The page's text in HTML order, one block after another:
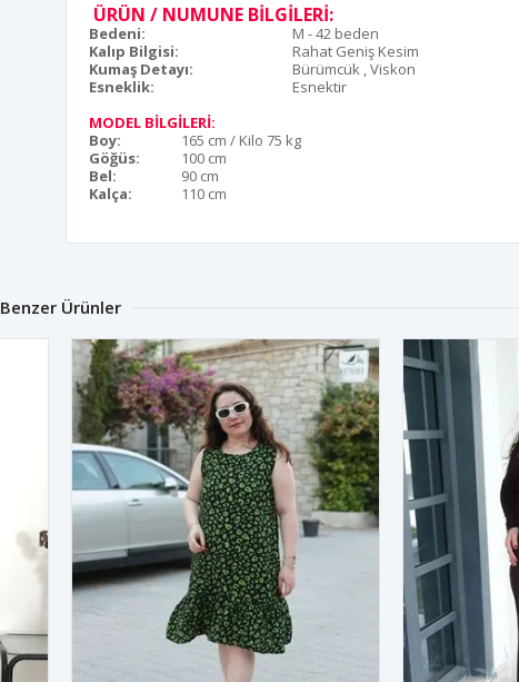
ÜRÜN / NUMUNE BİLGİLERİ:
Bedeni:
M - 42 beden
Kalıp Bilgisi:
Rahat Geniş Kesim
Kumaş Detayı:
Bürümcük , Viskon
Esneklik:
Esnektir
MODEL BİLGİLERİ:
Boy:
165 cm / Kilo 75 kg
Göğüs:
100 cm
Bel:
90 cm
Kalça:
110 cm
Benzer Ürünler